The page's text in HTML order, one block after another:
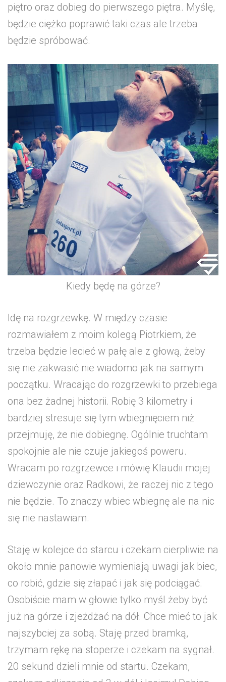
piętro oraz dobieg do pierwszego piętra. Myślę,
będzie ciężko poprawić taki czas ale trzeba
będzie spróbować.
Kiedy będę na górze?
Idę na rozgrzewkę. W między czasie
rozmawiałem z moim kolegą Piotrkiem, że
trzeba będzie lecieć w pałę ale z głową, żeby
się nie zakwasić nie wiadomo jak na samym
początku. Wracając do rozgrzewki to przebiega
ona bez żadnej historii. Robię 3 kilometry i
bardziej stresuje się tym wbiegnięciem niż
przejmuję, że nie dobiegnę. Ogólnie truchtam
spokojnie ale nie czuje jakiegoś poweru.
Wracam po rozgrzewce i mówię Klaudii mojej
dziewczynie oraz Radkowi, że raczej nic z tego
nie będzie. To znaczy wbiec wbiegnę ale na nic
się nie nastawiam.
Staję w kolejce do starcu i czekam cierpliwie na
około mnie panowie wymieniają uwagi jak biec,
co robić, gdzie się złapać i jak się podciągać.
Osobiście mam w głowie tylko myśl żeby być
już na górze i zjeżdżać na dół. Chce mieć to jak
najszybciej za sobą. Staję przed bramką,
trzymam rękę na stoperze i czekam na sygnał.
20 sekund dzieli mnie od startu. Czekam,